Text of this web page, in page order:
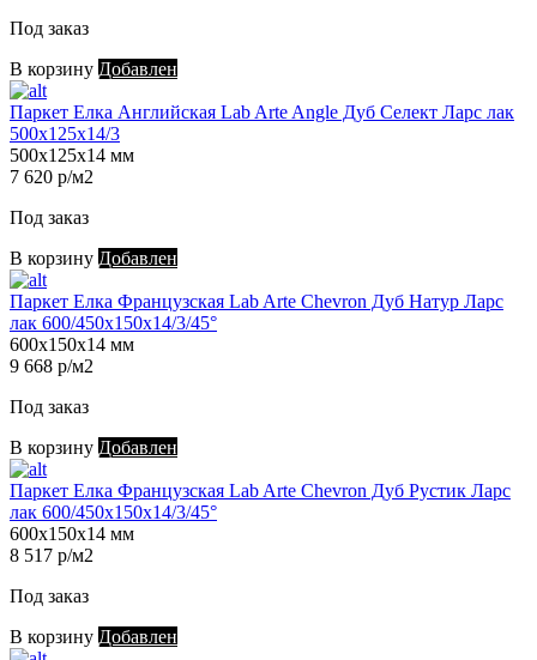
Под заказ
В корзину Добавлен
Паркет Елка Английская Lab Arte Angle Дуб Селект Ларс лак
500х125х14/3
500х125х14 мм
7 620 р/м2
Под заказ
В корзину Добавлен
Паркет Елка Французская Lab Arte Chevron Дуб Натур Ларс
лак 600/450х150х14/3/45°
600х150х14 мм
9 668 р/м2
Под заказ
В корзину Добавлен
Паркет Елка Французская Lab Arte Chevron Дуб Рустик Ларс
лак 600/450х150х14/3/45°
600х150х14 мм
8 517 р/м2
Под заказ
В корзину Добавлен